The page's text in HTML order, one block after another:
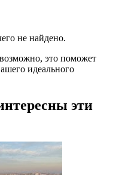
не найдено.
это поможет
идеального
эти